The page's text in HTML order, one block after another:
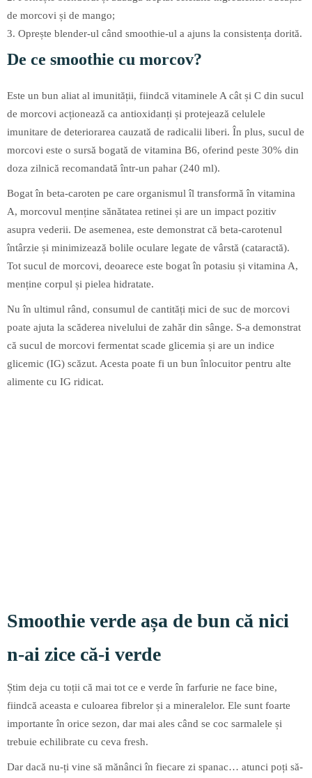
de morcovi și de mango;
3. Oprește blender-ul când smoothie-ul a ajuns la consistența dorită.
De ce smoothie cu morcov?
Este un bun aliat al imunității, fiindcă vitaminele A cât și C din sucul
de morcovi acționează ca antioxidanți și protejează celulele
imunitare de deteriorarea cauzată de radicalii liberi. În plus, sucul de
morcovi este o sursă bogată de vitamina B6, oferind peste 30% din
doza zilnică recomandată într-un pahar (240 ml).
Bogat în beta-caroten pe care organismul îl transformă în vitamina
A, morcovul menține sănătatea retinei și are un impact pozitiv
asupra vederii. De asemenea, este demonstrat că beta-carotenul
întârzie și minimizează bolile oculare legate de vârstă (cataractă).
Tot sucul de morcovi, deoarece este bogat în potasiu și vitamina A,
menține corpul și pielea hidratate.
Nu în ultimul rând, consumul de cantități mici de suc de morcovi
poate ajuta la scăderea nivelului de zahăr din sânge. S-a demonstrat
că sucul de morcovi fermentat scade glicemia și are un indice
glicemic (IG) scăzut. Acesta poate fi un bun înlocuitor pentru alte
alimente cu IG ridicat.
Smoothie verde așa de bun că nici
n-ai zice că-i verde
Știm deja cu toții că mai tot ce e verde în farfurie ne face bine,
fiindcă aceasta e culoarea fibrelor și a mineralelor. Ele sunt foarte
importante în orice sezon, dar mai ales când se coc sarmalele și
trebuie echilibrate cu ceva fresh.
Dar dacă nu-ți vine să mănânci în fiecare zi spanac… atunci poți să-